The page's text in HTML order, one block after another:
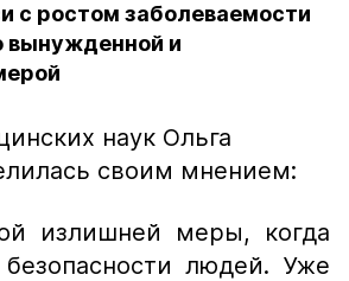
с ростом заболеваемости
вынужденной и
наук Ольга
своим мнением:
излишней меры, когда
людей. Уже